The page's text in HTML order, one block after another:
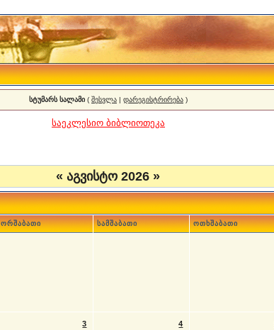
სტუმარს სალამი( შესვლა| დარეგისტრირება)
საეკლესიო ბიბლიოთეკა
« აგვისტო 2026 »
ორშაბათი სამშაბათი ოთხშაბათი
3
4